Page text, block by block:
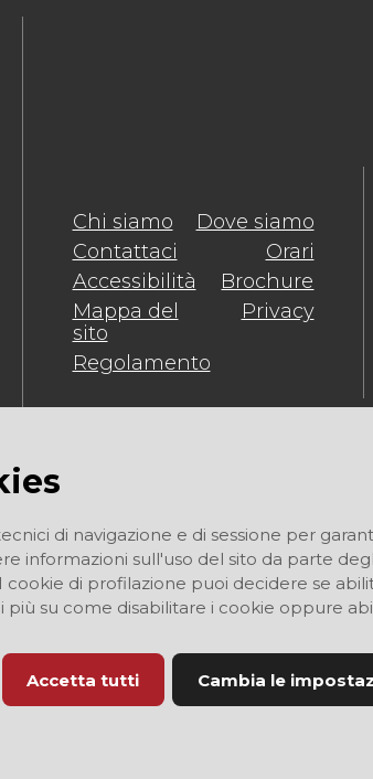
Chi siamo
Dove siamo
Contattaci
Orari
Accessibilità
Brochure
Mappa del
sito
Privacy
Regolamento
di
di navigazione e di sessione per
informazioni sull'uso del sito da parte
di profilazione puoi decidere se
più su come disabilitare i cookie oppure
Accetta tutti Cambia le